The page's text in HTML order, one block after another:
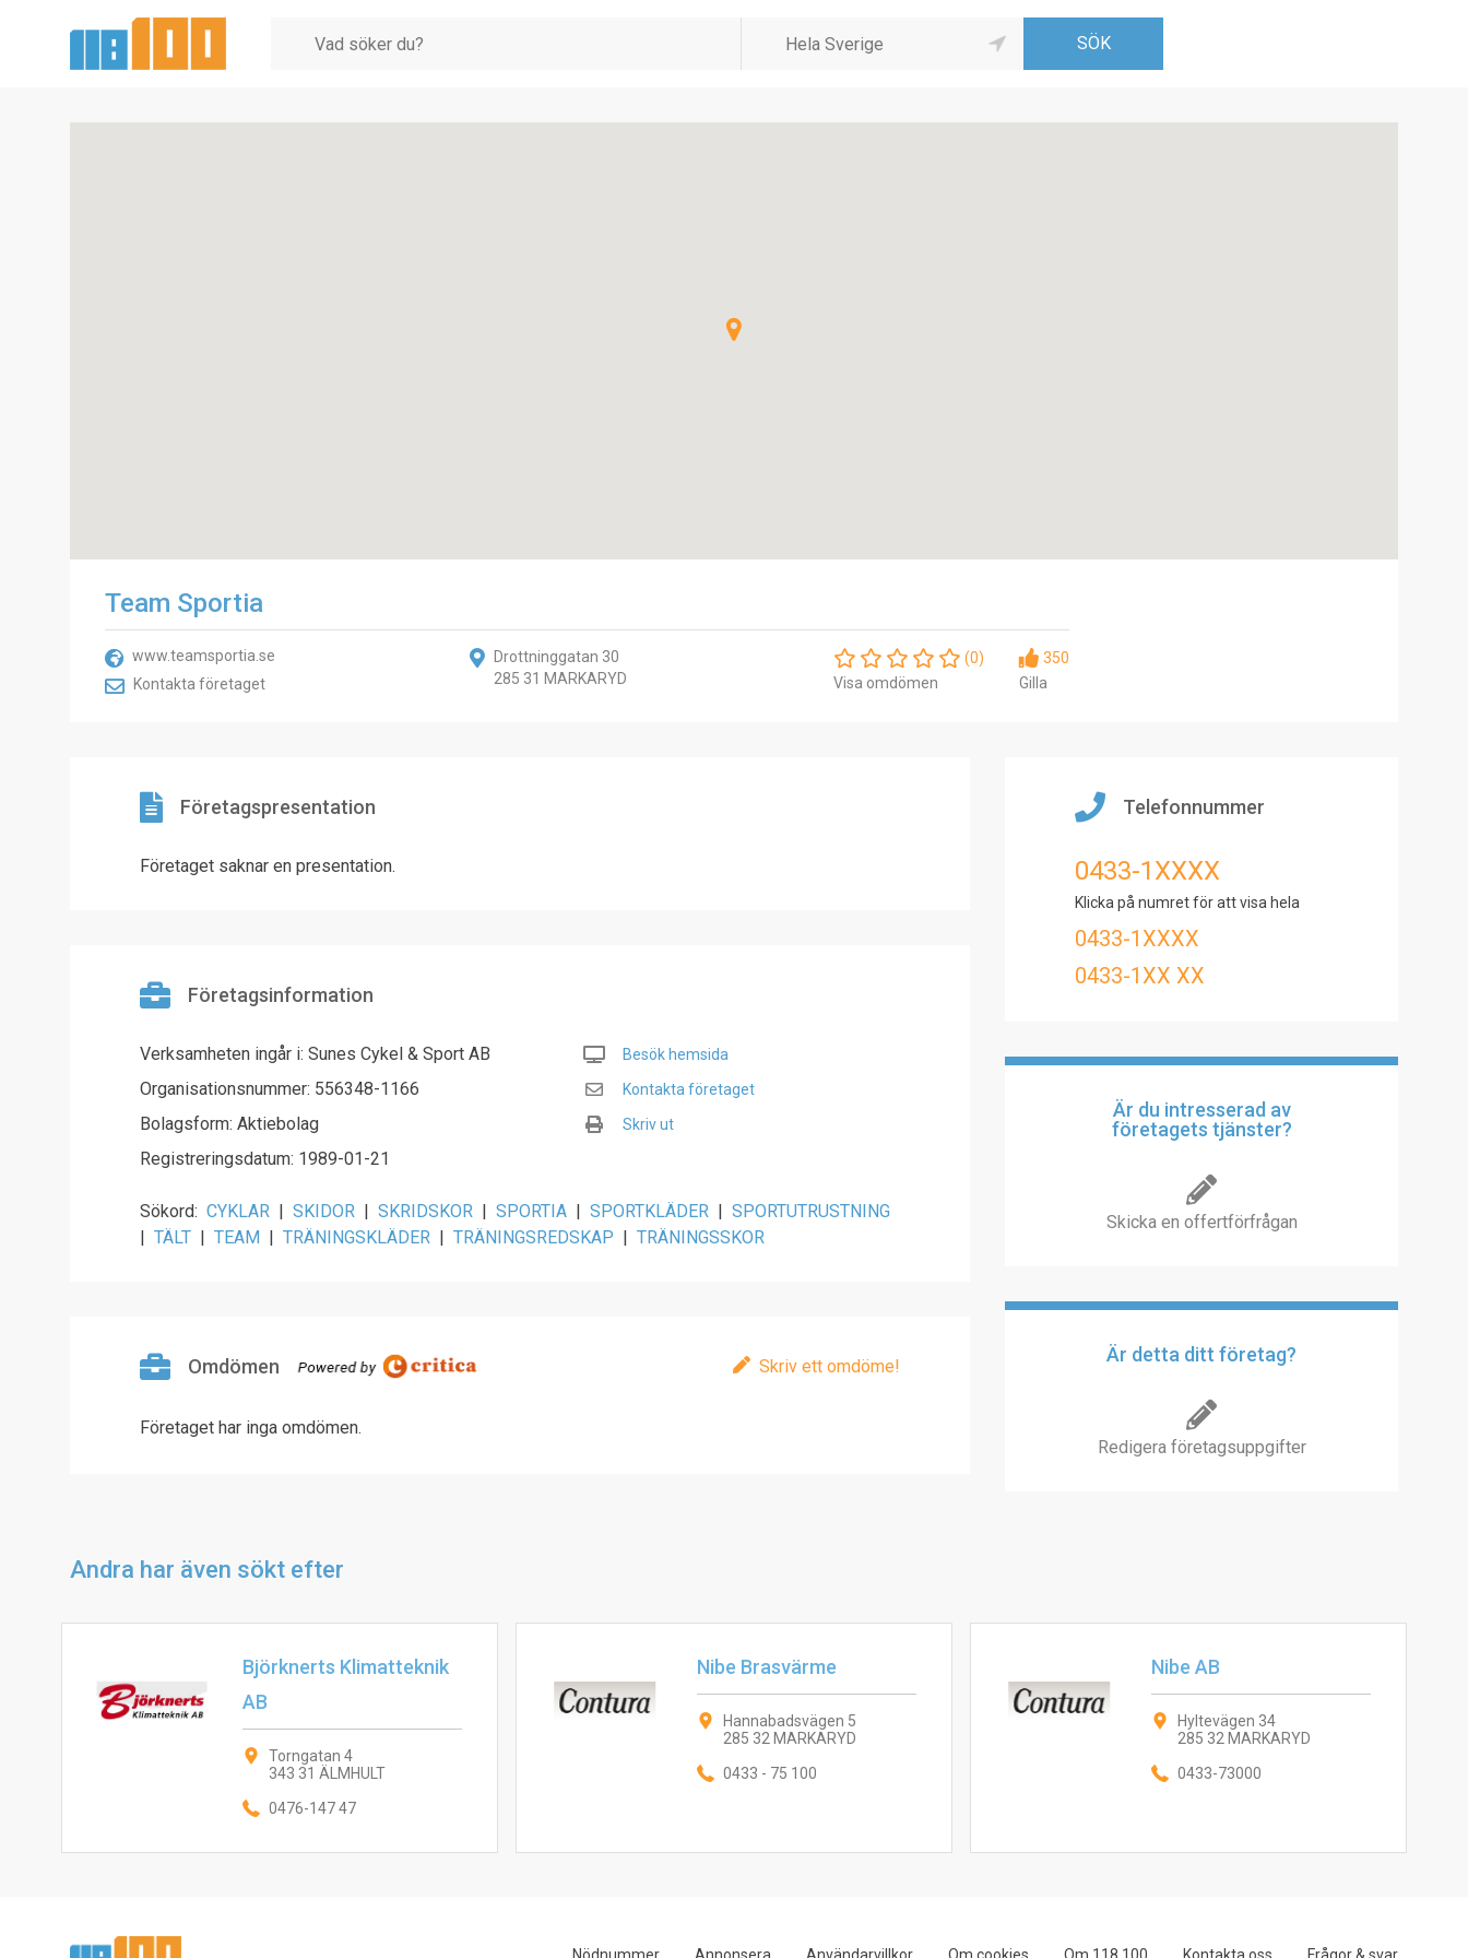
Team Sportia
www.teamsportia.se
Kontakta företaget
Drottninggatan 30
285 31 MARKARYD
(0)
Visa omdömen
350
Gilla
Företagspresentation
Företaget saknar en presentation.
Företagsinformation
Verksamheten ingår i: Sunes Cykel & Sport AB
Organisationsnummer: 556348-1166
Bolagsform: Aktiebolag
Registreringsdatum: 1989-01-21
Besök hemsida
Kontakta företaget
Skriv ut
Sökord: CYKLAR | SKIDOR | SKRIDSKOR | SPORTIA | SPORTKLÄDER | SPORTUTRUSTNING
| TÄLT | TEAM | TRÄNINGSKLÄDER | TRÄNINGSREDSKAP | TRÄNINGSSKOR
Omdömen Skriv ett omdöme!
Företaget har inga omdömen.
Telefonnummer
0433-1XXXX
Klicka på numret för att visa hela
0433-1XXXX
0433-1XX XX
Är du intresserad av
företagets tjänster?
Skicka en offertförfrågan
Är detta ditt företag?
Redigera företagsuppgifter
Andra har även sökt efter
Björknerts Klimatteknik
AB
Torngatan 4
343 31 ÄLMHULT
0476-147 47
Nibe Brasvärme
Hannabadsvägen 5
285 32 MARKARYD
0433 - 75 100
Nibe AB
Hyltevägen 34
285 32 MARKARYD
0433-73000